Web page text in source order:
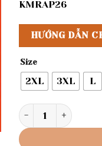
KMRAP26
HƯỚNG DẪN
Size
2XL 3XL L
Rập giấy A0 mã